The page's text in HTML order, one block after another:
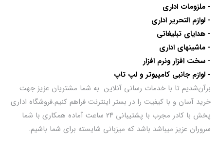
- ملزومات اداری
- لوازم التحریر اداری
- هدایای تبلیغاتی
- ماشینهای اداری
- سخت افزار ونرم افزار
- لوازم جانبی کامپیوتر و لپ تاپ
برآن‌شدیم تا با خدمات رسانی آنلاین به شما مشتریان عزیز جهت
خرید آسان و با کیفیت را در بستر اینترنت فراهم کنیم.فروشگاه اداری
پخش با کادر مجرب با پشتیبانی ۲۴ ساعت آماده همکاری با شما
سروران عزیز میباشد باشد که میزبانی شایسته برای شما باشیم.